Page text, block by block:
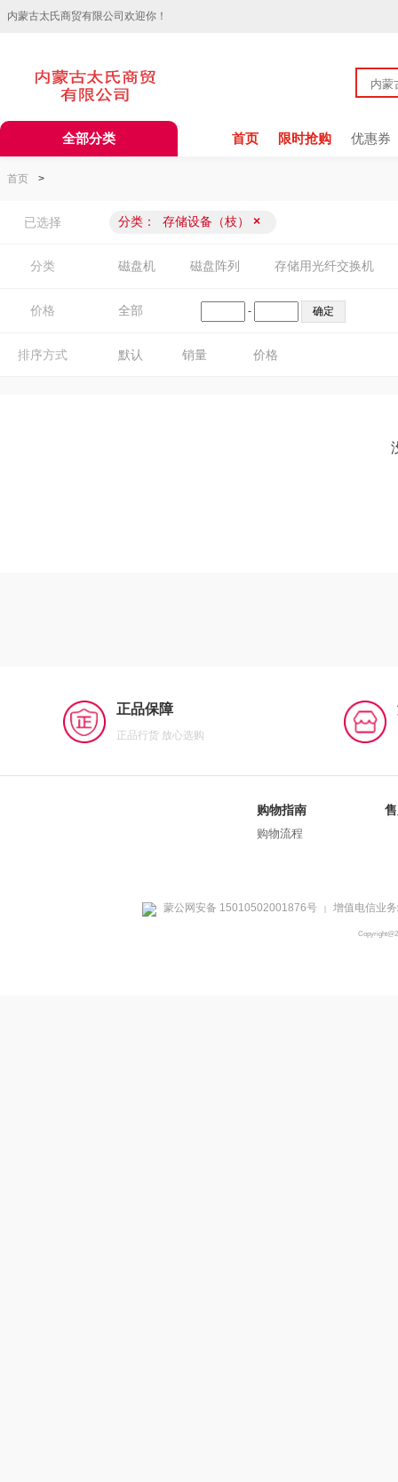
内蒙古太氏商贸有限公司欢迎你！
全部分类 首页 限时抢购 优惠券
首页 >
已选择 分类： 存储设备（枝） ×
分类 磁盘机 磁盘阵列 存储用光纤交换机
价格 全部 -
排序方式 默认 销量 价格
正品保障
正品行货 放心选购
购物指南
购物流程
蒙公网安备 15010502001876号 | 增值电信业